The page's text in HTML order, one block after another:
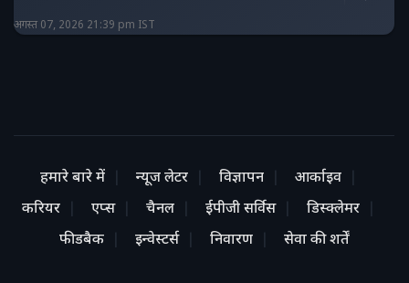
अगस्त 07, 2026 21:39 pm IST
हमारे बारे में न्यूज लेटर विज्ञापन
आर्काइव
करियर
एप्स चैनल ईपीजी सर्विस
डिस्क्लेमर
फीडबैक
इन्वेस्टर्स निवारण सेवा की शर्तें